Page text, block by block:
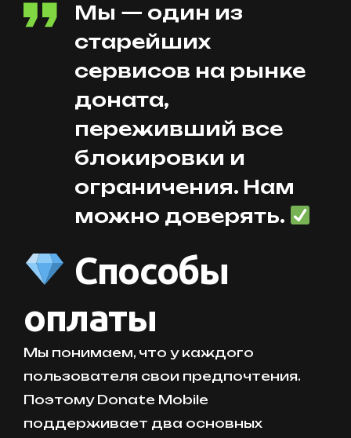
Мы — один из
старейших
сервисов на рынке
доната,
переживший все
блокировки и
ограничения. Нам
можно доверять.
Способы
оплаты
Мы понимаем, что у каждого
пользователя свои предпочтения.
Поэтому Donate Mobile
поддерживает два основных